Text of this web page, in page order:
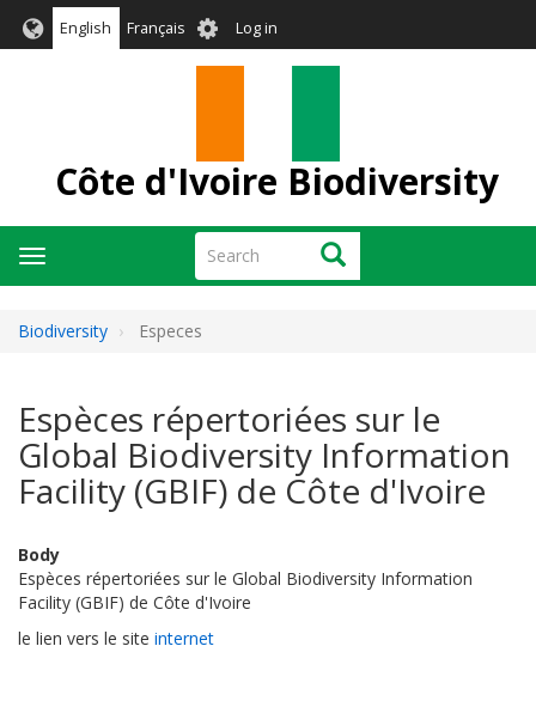
English Français User
account
Log in
Côte d'Ivoire Biodiversity
Search Search
Toggle
navigation
Biodiversity Especes
Espèces répertoriées sur le
Global Biodiversity Information
Facility (GBIF) de Côte d'Ivoire
Body
Espèces répertoriées sur le Global Biodiversity Information
Facility (GBIF) de Côte d'Ivoire
le lien vers le site internet